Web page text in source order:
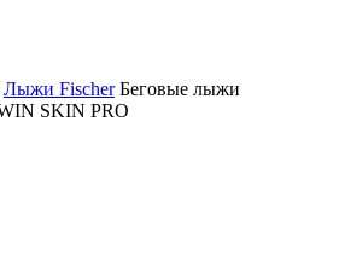
Лыжи Fischer Беговые лыжи
SKIN PRO